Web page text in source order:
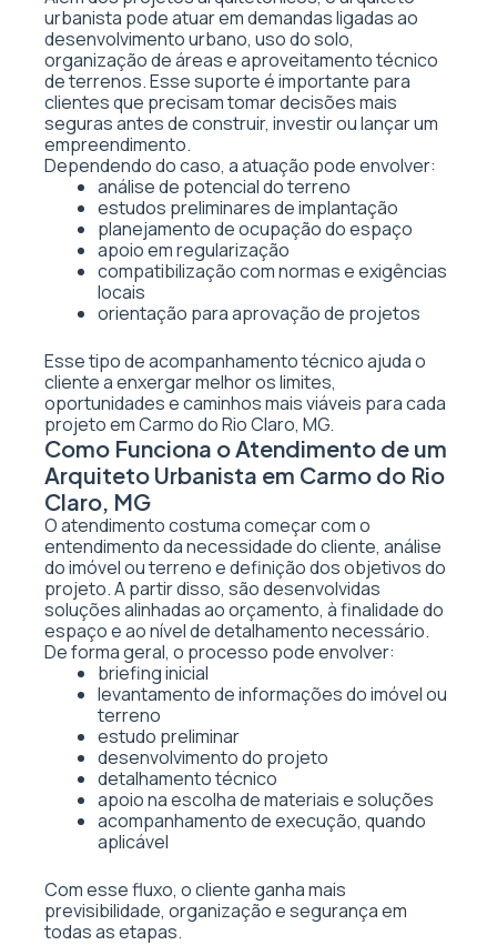
urbanista pode atuar em demandas ligadas ao
desenvolvimento urbano, uso do solo,
organização de áreas e aproveitamento técnico
de terrenos. Esse suporte é importante para
clientes que precisam tomar decisões mais
seguras antes de construir, investir ou lançar um
empreendimento.
Dependendo do caso, a atuação pode envolver:
análise de potencial do terreno
estudos preliminares de implantação
planejamento de ocupação do espaço
apoio em regularização
compatibilização com normas e exigências
locais
orientação para aprovação de projetos
Esse tipo de acompanhamento técnico ajuda o
cliente a enxergar melhor os limites,
oportunidades e caminhos mais viáveis para cada
projeto em Carmo do Rio Claro, MG.
Como Funciona o Atendimento de um
Arquiteto Urbanista em Carmo do Rio
Claro, MG
O atendimento costuma começar com o
entendimento da necessidade do cliente, análise
do imóvel ou terreno e definição dos objetivos do
projeto. A partir disso, são desenvolvidas
soluções alinhadas ao orçamento, à finalidade do
espaço e ao nível de detalhamento necessário.
De forma geral, o processo pode envolver:
briefing inicial
levantamento de informações do imóvel ou
terreno
estudo preliminar
desenvolvimento do projeto
detalhamento técnico
apoio na escolha de materiais e soluções
acompanhamento de execução, quando
aplicável
Com esse fluxo, o cliente ganha mais
previsibilidade, organização e segurança em
todas as etapas.